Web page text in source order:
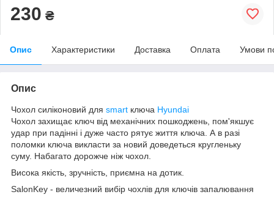
230 ₴
Опис Характеристики Доставка Оплата Умови
Опис
Чохол силіконовий для smart ключа Hyundai
Чохол захищає ключ від механічних пошкоджень, пом'якшує
удар при падінні і дуже часто рятує життя ключа. А в разі
поломки ключа викласти за новий доведеться кругленьку
суму. Набагато дорожче ніж чохол.
Висока якість, зручність, приємна на дотик.
SalonKey - величезний вибір чохлів для ключів запалювання